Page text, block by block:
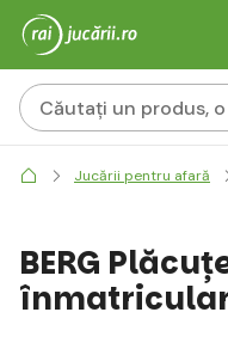
Jucării pentru afară
BERG